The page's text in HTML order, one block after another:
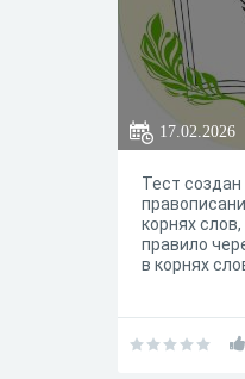
17.02.2026
Тест
корнях
правило
в корнях